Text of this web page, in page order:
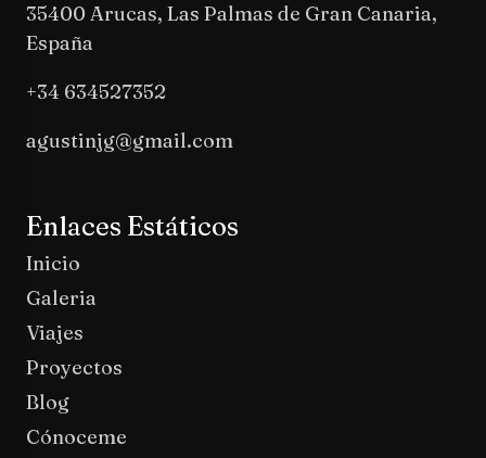
35400 Arucas, Las Palmas de Gran Canaria,
España
+34 634527352
agustinjg@gmail.com
Enlaces Estáticos
Inicio
Galeria
Viajes
Proyectos
Blog
Cónoceme